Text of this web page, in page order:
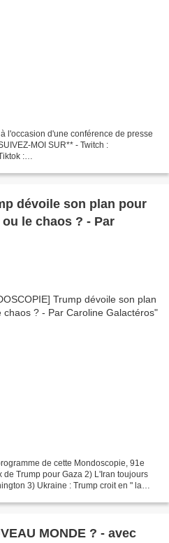
l'occasion d'une conférence de presse
MOI SUR** - Twitch :
:
...
dévoile son plan pour
le chaos ? - Par
de cette Mondoscopie, 91e
Trump pour Gaza 2) L'Iran toujours
3) Ukraine : Trump croit en " la
MONDE ? - avec